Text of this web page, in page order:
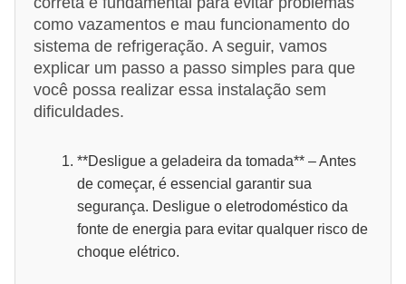
como vazamentos e mau funcionamento do
sistema de refrigeração. A seguir, vamos
explicar um passo a passo simples para que
você possa realizar essa instalação sem
dificuldades.
**Desligue a geladeira da tomada** – Antes
de começar, é essencial garantir sua
segurança. Desligue o eletrodoméstico da
fonte de energia para evitar qualquer risco de
choque elétrico.